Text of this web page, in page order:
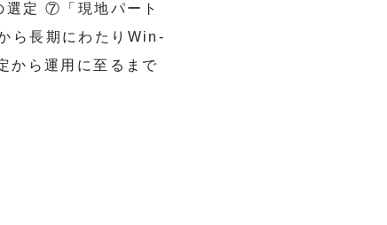
選定 ⑦「現地パート
ら長期にわたりWin-
から運用に至るまで